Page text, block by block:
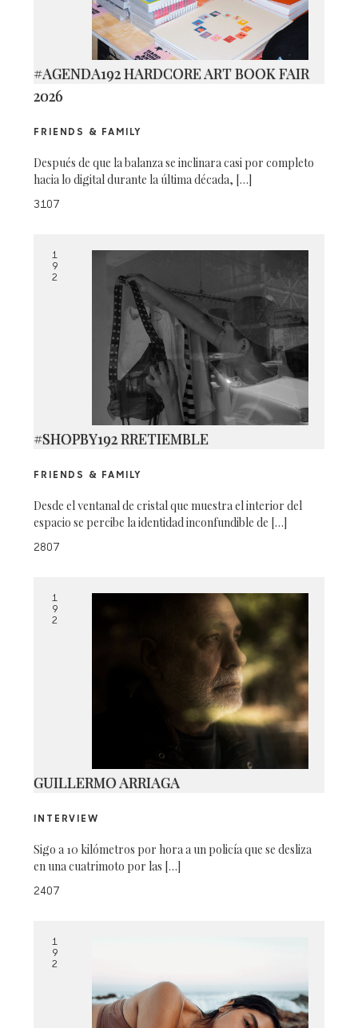
192_ANNI8_43-276
#AGENDA192 HARDCORE ART BOOK FAIR
2026
FRIENDS & FAMILY
Después de que la balanza se inclinara casi por completo
hacia lo digital durante la última década, […]
3107
1
9
2
#SHOPBY192 RRETIEMBLE
FRIENDS & FAMILY
Desde el ventanal de cristal que muestra el interior del
espacio se percibe la identidad inconfundible de […]
2807
1
9
2
GUILLERMO ARRIAGA
INTERVIEW
Sigo a 10 kilómetros por hora a un policía que se desliza
en una cuatrimoto por las […]
2407
1
9
2